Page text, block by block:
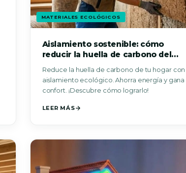
MATERIALES ECOLÓGICOS
Aislamiento sostenible: cómo
reducir la huella de carbono del
hogar
Reduce la huella de carbono de tu hogar con
aislamiento ecológico. Ahorra energía y gana
confort. ¡Descubre cómo lograrlo!
LEER MÁS